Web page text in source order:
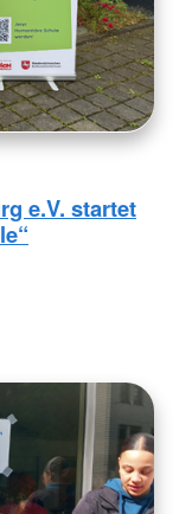
e.V. startet